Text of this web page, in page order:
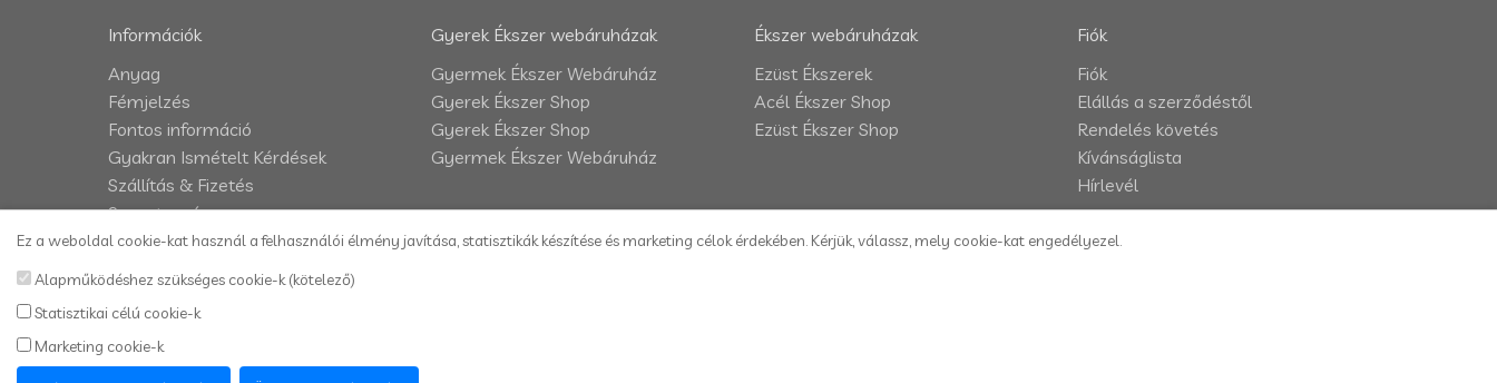
Információk
Anyag
Fémjelzés
Fontos információ
Gyakran Ismételt Kérdések
Szállítás & Fizetés
Szavatosság
Impresszum
Adatkezelési tájékoztató
Kapcsolat
Honlaptérkép
Gyerek Ékszer webáruházak
Gyermek Ékszer Webáruház
Gyerek Ékszer Shop
Gyerek Ékszer Shop
Gyermek Ékszer Webáruház
Ékszer webáruházak
Ezüst Ékszerek
Acél Ékszer Shop
Ezüst Ékszer Shop
Fiók
Fiók
Elállás a szerződéstől
Rendelés követés
Kívánságlista
Hírlevél
Ez a weboldal cookie-kat használ a felhasználói élmény javítása, statisztikák készítése és marketing célok érdekében. Kérjük, válassz, mely cookie-kat engedélyezel.
Alapműködéshez szükséges cookie-k (kötelező)
Statisztikai célú cookie-k
Marketing cookie-k